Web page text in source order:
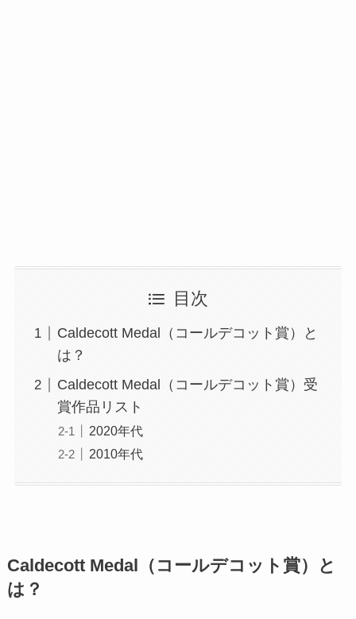
目次
Caldecott Medal（コールデコット賞）と
は？
Caldecott Medal（コールデコット賞）受
賞作品リスト
2020年代
2010年代
Caldecott Medal（コールデコット賞）と
は？